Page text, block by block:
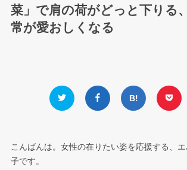
菜」で肩の荷がどっと下りる
常が愛おしくなる
こんばんは。女性の在りたい姿を応援する、
子です。